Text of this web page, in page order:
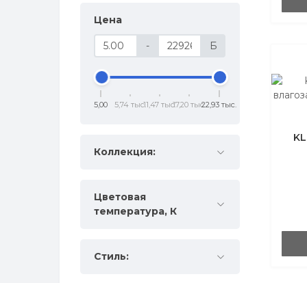
Цена
- Б
5,00 5,74 тыс.11,47 тыс.17,20 тыс.22,93 тыс.
Коллекция:
Цветовая
температура, К
Стиль: